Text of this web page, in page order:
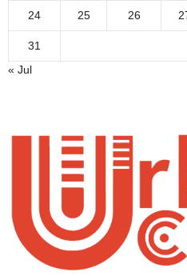
24 25 26
31
« Jul